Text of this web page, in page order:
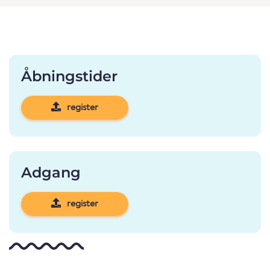
Åbningstider
register
Adgang
register